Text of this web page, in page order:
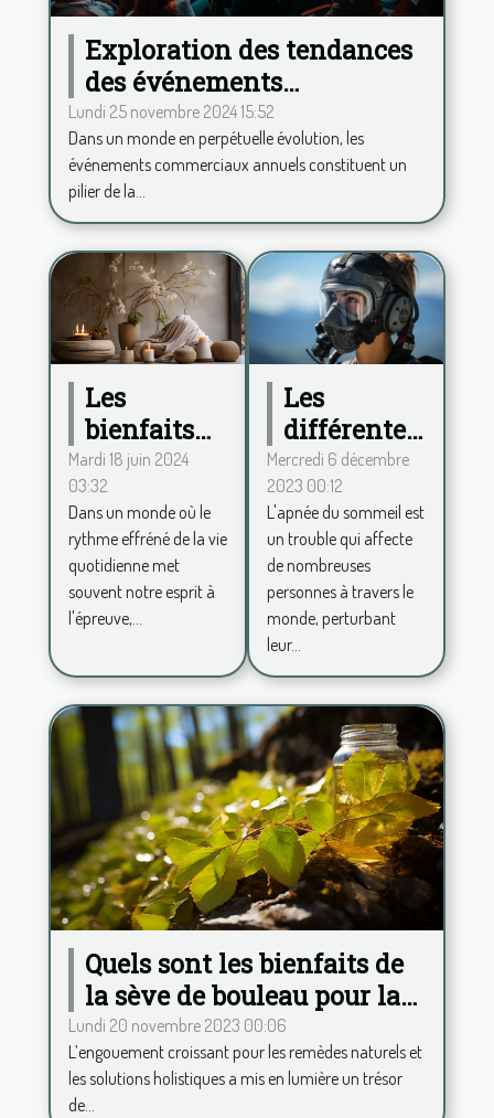
Exploration des tendances
des événements
commerciaux annuels et
leur impact
Lundi 25 novembre 2024 15:52
Dans un monde en perpétuelle évolution, les
événements commerciaux annuels constituent un
pilier de la...
Les
bienfaits
de la
décoration
zen pour
un espace
de vie
apaisant
Mardi 18 juin 2024
03:32
Dans un monde où le
rythme effréné de la vie
quotidienne met
souvent notre esprit à
l'épreuve,...
Les
différentes
formes
d'apnée du
sommeil
Mercredi 6 décembre
2023 00:12
L'apnée du sommeil est
un trouble qui affecte
de nombreuses
personnes à travers le
monde, perturbant
leur...
Quels sont les bienfaits de
la sève de bouleau pour la
santé ?
Lundi 20 novembre 2023 00:06
L’engouement croissant pour les remèdes naturels et
les solutions holistiques a mis en lumière un trésor
de...